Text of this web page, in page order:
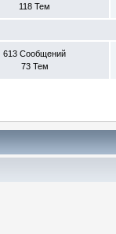
118 Тем
613 Сообщений
73 Тем